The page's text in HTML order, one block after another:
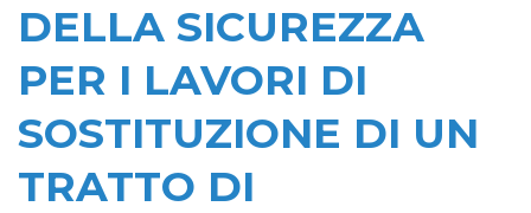
DELLA SICUREZZA
PER I LAVORI DI
SOSTITUZIONE DI UN
TRATTO DI